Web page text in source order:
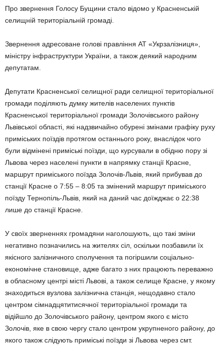
Про звернення Голосу Бущини стало відомо у Красненській
селищній територіальній громаді.
Звернення адресоване голові правління АТ «Укрзалізниця»,
міністру інфраструктури України, а також деякий народним
депутатам.
Депутати Красненської селищної ради селищної територіальної
громади поділяють думку жителів населених пунктів
Красненської територіальної громади Золочівського району
Львівської області, які надзвичайно обурені змінами графіку руху
приміських поїздів протягом останнього року, внаслідок чого
були відмінені приміські поїзди, що курсували в обідню пору зі
Львова через населені пункти в напрямку станції Красне,
маршрут приміського поїзда Золочів-Львів, який прибував до
станції Красне о 7:55 – 8:05 та змінений маршрут приміського
поїзду Тернопіль-Львів, який на даний час доїжджає о 22:38
лише до станції Красне.
У своїх зверненнях громадяни наголошують, що такі зміни
негативно позначились на жителях сіл, оскільки позбавили їх
якісного залізничного сполучення та погіршили соціально-
економічне становище, адже багато з них працюють переважно
в обласному центрі місті Львові, а також селище Красне, у якому
знаходиться вузлова залізнична станція, нещодавно стало
центром сімнадцятитисячної територіальної громади та
відійшло до Золочівського району, центром якого є місто
Золочів, яке в свою чергу стало центром укрупненого району, до
якого також слідують приміські поїзди зі Львова через смт.